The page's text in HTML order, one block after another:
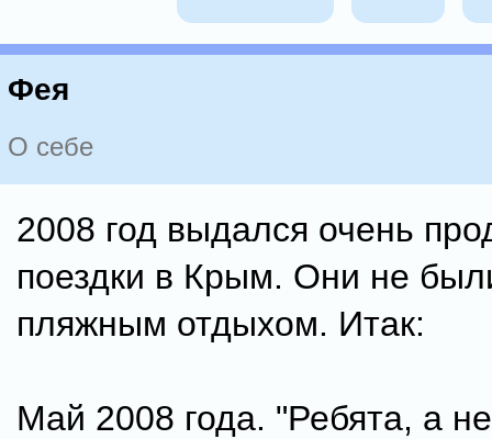
Фея
О себе
2008 год выдался очень
поездки в Крым. Они не
пляжным отдыхом. Итак:
Май 2008 года. "Ребята, а